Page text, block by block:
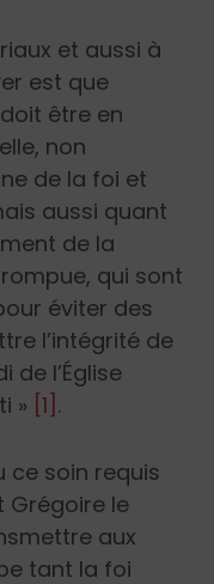
et aussi à
est que
être en
non
de la foi et
aussi quant
de la
qui sont
éviter des
l’intégrité de
de l’Église
» [1] .
ce soin requis
Grégoire le
aux
tant la foi